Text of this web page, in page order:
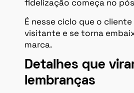
fidelização começa no
É nesse ciclo que o
visitante e se torna
marca.
Detalhes que
lembranças